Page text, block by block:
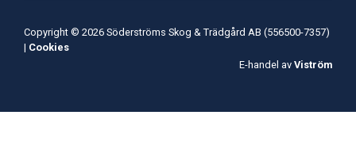
Copyright © 2026 Söderströms Skog & Trädgård AB (556500-7357)
| Cookies
E-handel av Viström